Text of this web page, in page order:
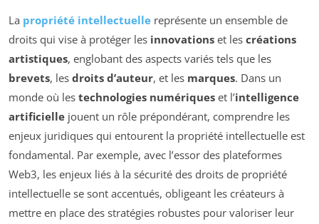
La propriété intellectuelle représente un ensemble de
droits qui vise à protéger les innovations et les créations
artistiques, englobant des aspects variés tels que les
brevets, les droits d’auteur, et les marques. Dans un
monde où les technologies numériques et l’intelligence
artificielle jouent un rôle prépondérant, comprendre les
enjeux juridiques qui entourent la propriété intellectuelle est
fondamental. Par exemple, avec l’essor des plateformes
Web3, les enjeux liés à la sécurité des droits de propriété
intellectuelle se sont accentués, obligeant les créateurs à
mettre en place des stratégies robustes pour valoriser leur